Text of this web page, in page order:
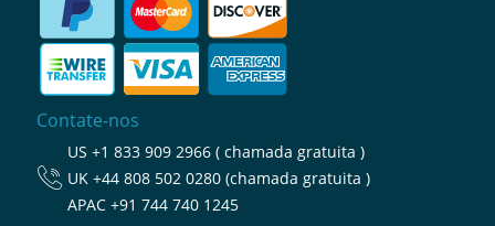
Contate-nos
US +1 833 909 2966 ( chamada gratuita )
UK +44 808 502 0280 (chamada gratuita )
APAC +91 744 740 1245